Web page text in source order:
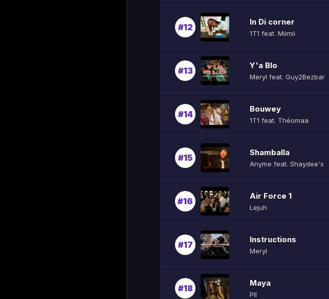
#12
In Di corner
1T1 feat. Miimii
#13
Y'a Blo
Meryl feat. Guy2Bezbar
#14
Bouwey
1T1 feat. Théomaa
#15
Shamballa
Anyme feat. Shaydee's
#16
Air Force 1
Lejuh
#17
Instructions
Meryl
#18
Maya
Pll